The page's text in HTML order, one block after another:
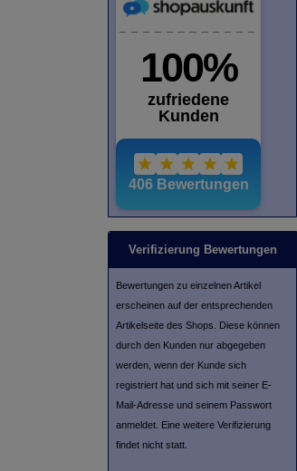
Verifizierung Bewertungen
Bewertungen zu einzelnen Artikel
erscheinen auf der entsprechenden
Artikelseite des Shops. Diese können
durch den Kunden nur abgegeben
werden, wenn der Kunde sich
registriert hat und sich mit seiner E-
Mail-Adresse und seinem Passwort
anmeldet. Eine weitere Verifizierung
findet nicht statt.